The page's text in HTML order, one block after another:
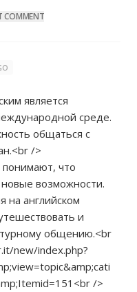
COMMENT
является
среде.
общаться с
/>
что
возможности.
английском
и
общению.<br
new/index.php?
/>